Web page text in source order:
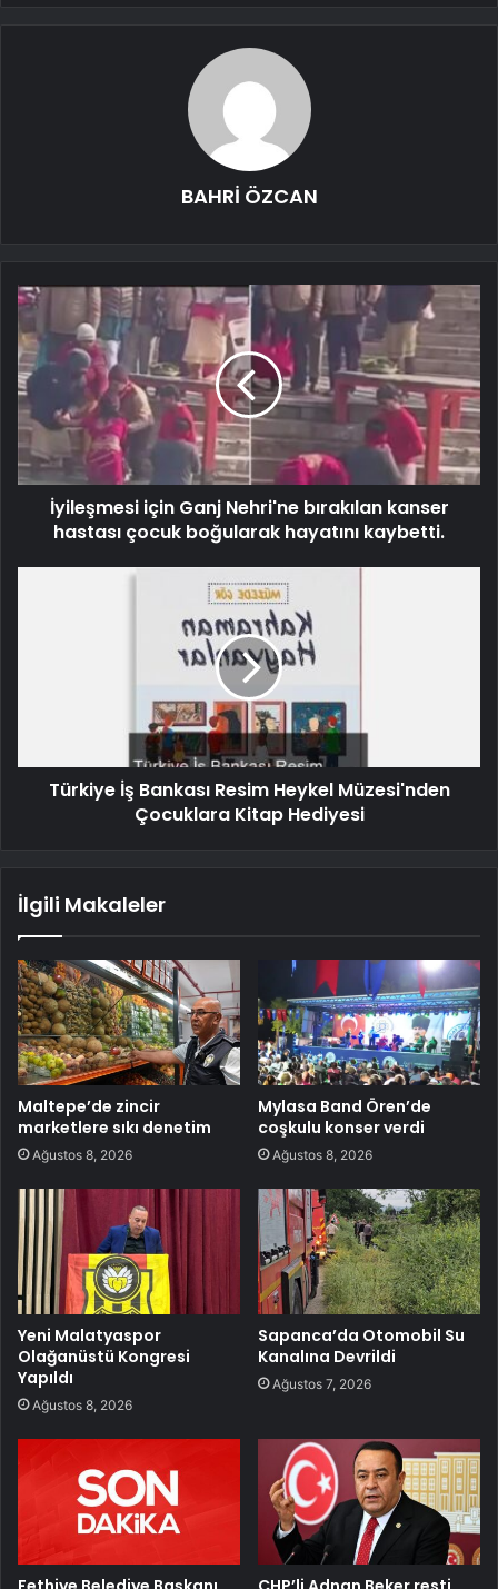
BAHRİ ÖZCAN
İyileşmesi için Ganj Nehri'ne bırakılan kanser
hastası çocuk boğularak hayatını kaybetti.
Türkiye İş Bankası Resim Heykel Müzesi'nden
Çocuklara Kitap Hediyesi
İlgili Makaleler
Maltepe’de zincir
marketlere sıkı denetim
Ağustos 8, 2026
Mylasa Band Ören’de
coşkulu konser verdi
Ağustos 8, 2026
Yeni Malatyaspor
Olağanüstü Kongresi
Yapıldı
Ağustos 8, 2026
Sapanca’da Otomobil Su
Kanalına Devrildi
Ağustos 7, 2026